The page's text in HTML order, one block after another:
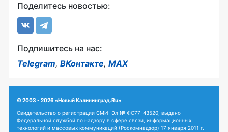
Поделитесь новостью:
Подпишитесь на нас:
Telegram, ВКонтакте, MAX
© 2003 - 2026 «Новый Калининград.Ru»
Свидетельство о регистрации СМИ: Эл № ФС77-43520, выдано
Федеральной службой по надзору в сфере связи, информационных
технологий и массовых коммуникаций (Роскомнадзор) 17 января 2011 г.